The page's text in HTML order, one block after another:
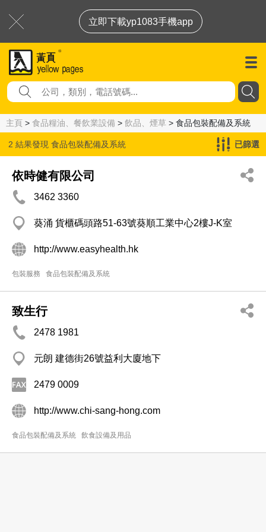
立即下載yp1083手機app
主頁 > 食品糧油、餐飲業設備 > 飲品、煙草 > 食品包裝配備及系統
2 結果發現 食品包裝配備及系統 已篩選
依時健有限公司
3462 3360
葵涌 貨櫃碼頭路51-63號葵順工業中心2樓J-K室
http://www.easyhealth.hk
包裝服務 食品包裝配備及系統
致生行
2478 1981
元朗 建德街26號益利大廈地下
2479 0009
http://www.chi-sang-hong.com
食品包裝配備及系統 飲食設備及用品